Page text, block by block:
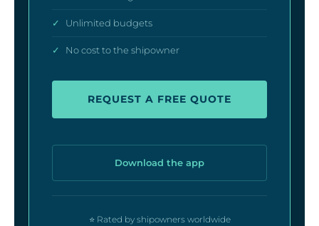
✓ Unlimited budgets
✓ No cost to the shipowner
REQUEST A FREE QUOTE
Download the app
⭐ Rated by shipowners worldwide